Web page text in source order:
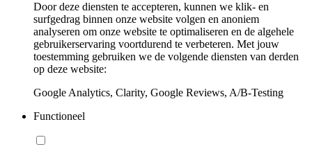
Door deze diensten te accepteren, kunnen we klik- en
surfgedrag binnen onze website volgen en anoniem
analyseren om onze website te optimaliseren en de algehele
gebruikerservaring voortdurend te verbeteren. Met jouw
toestemming gebruiken we de volgende diensten van derden
op deze website:
Google Analytics, Clarity, Google Reviews, A/B-Testing
Functioneel